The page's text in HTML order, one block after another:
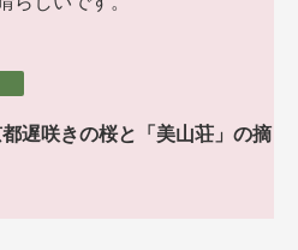
都遅咲きの桜と「美山荘」の摘